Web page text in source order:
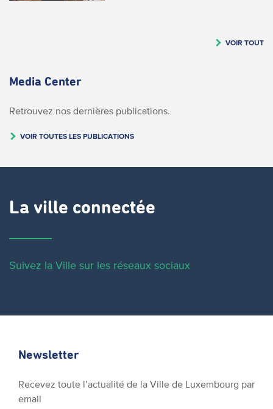
VOIR TOUT
Media Center
Retrouvez nos dernières publications.
VOIR TOUTES LES PUBLICATIONS
La ville connectée
Suivez la Ville sur les réseaux sociaux
Newsletter
Recevez toute l’actualité de la Ville de Luxembourg par
email